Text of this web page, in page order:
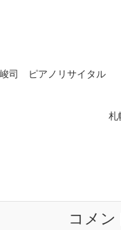
司 ピアノリサイタル
札
コメン